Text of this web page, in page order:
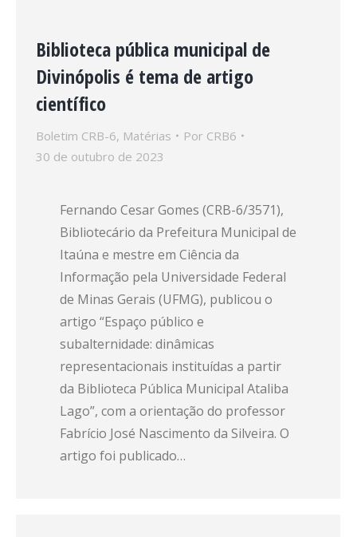
Biblioteca pública municipal de
Divinópolis é tema de artigo
científico
Boletim CRB-6, Matérias Por CRB6
30 de outubro de 2023
Fernando Cesar Gomes (CRB-6/3571),
Bibliotecário da Prefeitura Municipal de
Itaúna e mestre em Ciência da
Informação pela Universidade Federal
de Minas Gerais (UFMG), publicou o
artigo “Espaço público e
subalternidade: dinâmicas
representacionais instituídas a partir
da Biblioteca Pública Municipal Ataliba
Lago”, com a orientação do professor
Fabrício José Nascimento da Silveira. O
artigo foi publicado…